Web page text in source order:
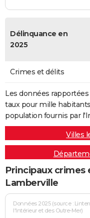
Délinquance en
2025
Crimes et délits
Les données
taux pour mille
population fournis par
Villes
Principaux crimes
Lamberville
Données 2025 (source :
l'Intérieur et des Outre-Mer)